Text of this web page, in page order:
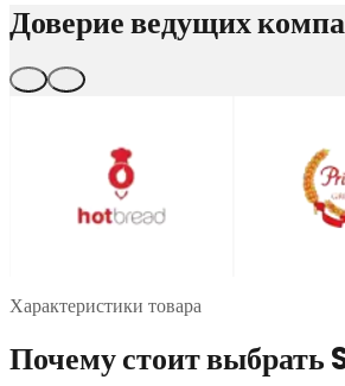
Доверие ведущих
Характеристики товара
Почему стоит